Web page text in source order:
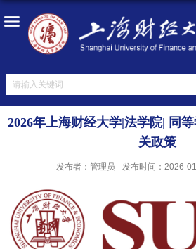
2026年上海财经大学|法学院| 同
关政策
发布者：管理员 发布时间：2026-